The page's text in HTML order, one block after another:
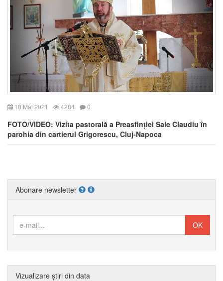
10 Mai 2021 4284 0
FOTO/VIDEO: Vizita pastorală a Preasfinției Sale Claudiu în
parohia din cartierul Grigorescu, Cluj-Napoca
Abonare newsletter
Vizualizare știri din data